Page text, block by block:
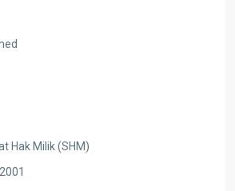
Hak Milik (SHM)
2001